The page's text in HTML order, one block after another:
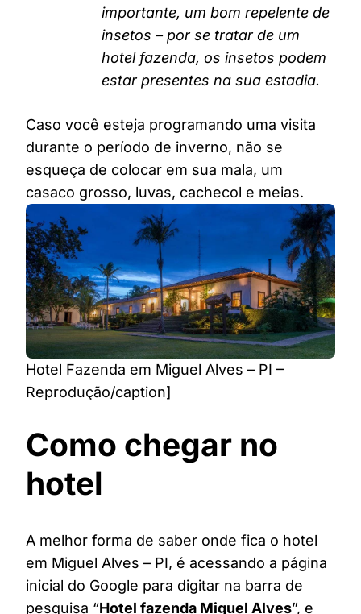
importante, um bom repelente de
insetos – por se tratar de um
hotel fazenda, os insetos podem
estar presentes na sua estadia.
Caso você esteja programando uma visita
durante o período de inverno, não se
esqueça de colocar em sua mala, um
casaco grosso, luvas, cachecol e meias.
Hotel Fazenda em Miguel Alves – PI –
Reprodução/caption]
Como chegar no
hotel
A melhor forma de saber onde fica o hotel
em Miguel Alves – PI, é acessando a página
inicial do Google para digitar na barra de
pesquisa “Hotel fazenda Miguel Alves”, e